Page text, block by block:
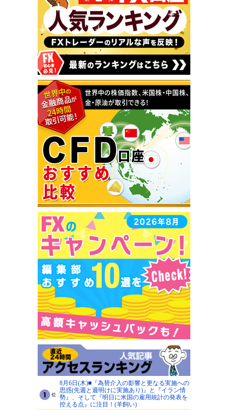
8月6日(木)■『為替介入の影響と更なる実施への
思惑(先週と週明けに実施あり)』と『イラン情
勢』、そして『明日に米国の雇用統計の発表を
控える点』に注目！(羊飼い)